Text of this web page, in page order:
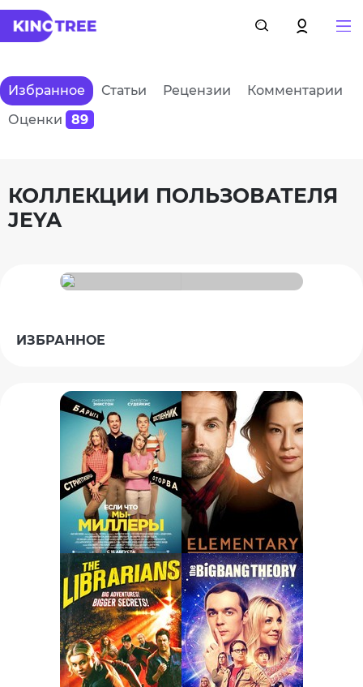
Избранное Статьи Рецензии
Комментарии
Оценки
89
КОЛЛЕКЦИИ ПОЛЬЗОВАТЕЛЯ
JEYA
ИЗБРАННОЕ